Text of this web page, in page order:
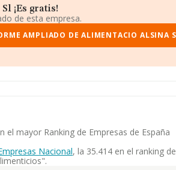
¡Es gratis!
de esta empresa.
AMPLIADO DE ALIMENTACIO ALSINA
mayor Ranking de Empresas de España
Nacional, la 35.414 en el ranking